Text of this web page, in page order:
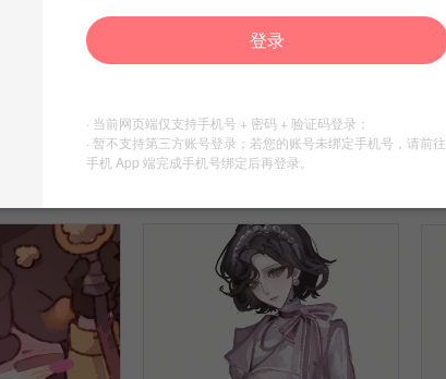
92
周南絮
发布到周南絮
登录
· 当前网页端仅支持手机号 + 密码 + 验证码登录；
· 暂不支持第三方账号登录；若您的账号未绑定手机号，请前往
手机 App 端完成手机号绑定后再登录。